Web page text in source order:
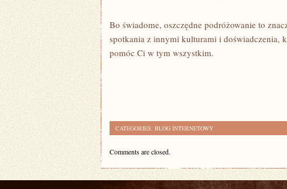
Bo świadome, oszczędne podróżowanie to
spotkania z innymi kulturami i doświadczenia,
pomóc Ci w tym wszystkim.
CATEGORIES: BLOG INTERNETOWY
Comments are closed.